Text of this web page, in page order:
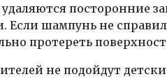
посторонние
Если шампунь не
протереть
не подойдут